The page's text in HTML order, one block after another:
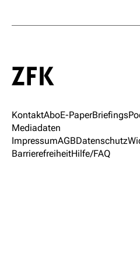
KontaktAboE-PaperBriefings
Mediadaten
ImpressumAGBDatenschutz
BarrierefreiheitHilfe/FAQ